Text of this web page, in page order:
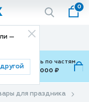
—
0
доставки
оплатить по частям
700 ₽ до 15,000 ₽
для праздника